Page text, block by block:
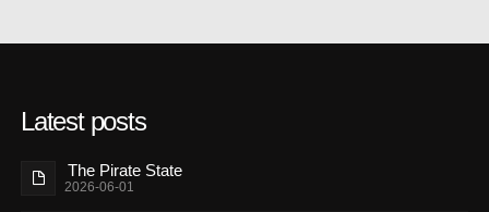
Latest posts
The Pirate State
2026-06-01